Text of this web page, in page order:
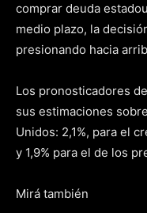
comprar deuda
medio plazo, la
presionando hacia
Los pronosticadores
sus estimaciones
Unidos: 2,1%, para el
y 1,9% para el de los
Mirá también